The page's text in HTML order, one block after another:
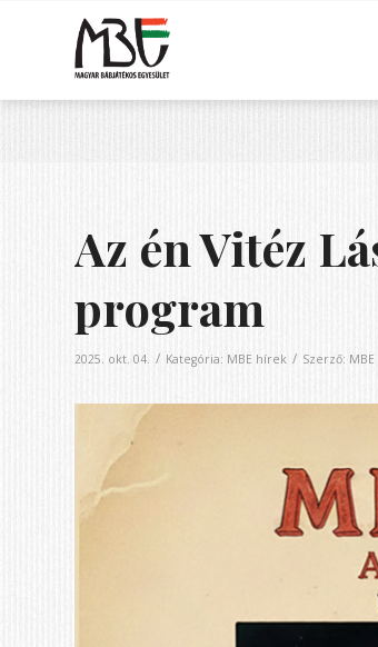
Az én Vitéz
program
2025. okt. 04. / Kategória: MBE hírek / Szerző: MBE